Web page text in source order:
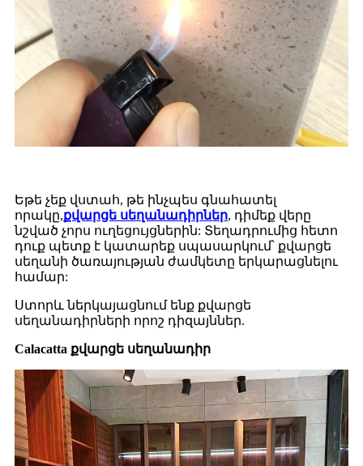
Եթե ​​​​չեք վստահ, թե ինչպես գնահատել
որակը,քվարցե սեղանադիրներ, դիմեք վերը
նշված չորս ուղեցույցներին: Տեղադրումից հետո
դուք պետք է կատարեք սպասարկում՝ քվարցե
սեղանի ծառայության ժամկետը երկարացնելու
համար:
Ստորև ներկայացնում ենք քվարցե
սեղանադիրների որոշ դիզայններ.
Calacatta քվարցե սեղանադիր